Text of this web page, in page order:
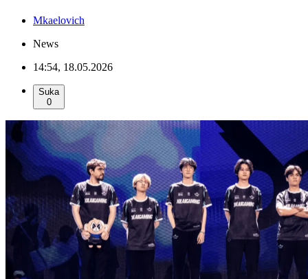
Mkaelovich
News
14:54, 18.05.2026
Suka
0